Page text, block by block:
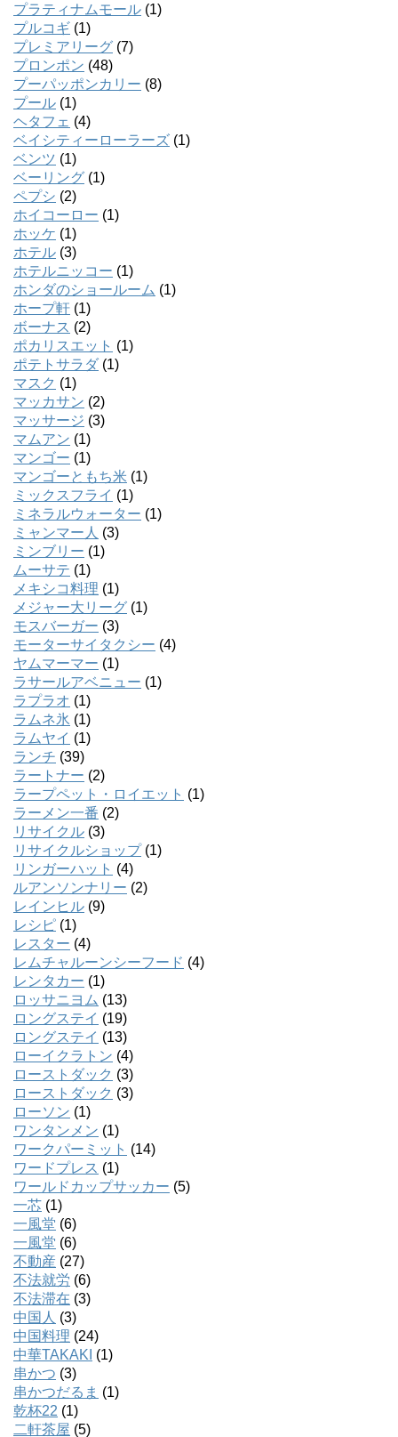
プラティナムモール (1)
プルコギ (1)
プレミアリーグ (7)
プロンポン (48)
プーパッポンカリー (8)
プール (1)
ヘタフェ (4)
ベイシティーローラーズ (1)
ベンツ (1)
ベーリング (1)
ペプシ (2)
ホイコーロー (1)
ホッケ (1)
ホテル (3)
ホテルニッコー (1)
ホンダのショールーム (1)
ホープ軒 (1)
ボーナス (2)
ポカリスエット (1)
ポテトサラダ (1)
マスク (1)
マッカサン (2)
マッサージ (3)
マムアン (1)
マンゴー (1)
マンゴーともち米 (1)
ミックスフライ (1)
ミネラルウォーター (1)
ミャンマー人 (3)
ミンブリー (1)
ムーサテ (1)
メキシコ料理 (1)
メジャー大リーグ (1)
モスバーガー (3)
モーターサイタクシー (4)
ヤムマーマー (1)
ラサールアベニュー (1)
ラプラオ (1)
ラムネ氷 (1)
ラムヤイ (1)
ランチ (39)
ラートナー (2)
ラープペット・ロイエット (1)
ラーメン一番 (2)
リサイクル (3)
リサイクルショップ(1)
リンガーハット (4)
ルアンソンナリー (2)
レインヒル (9)
レシピ (1)
レスター (4)
レムチャルーンシーフード (4)
レンタカー (1)
ロッサニヨム (13)
ロングステイ (19)
ロングステイ (13)
ローイクラトン (4)
ローストダック (3)
ローストダック (3)
ローソン (1)
ワンタンメン (1)
ワークパーミット (14)
ワードプレス (1)
ワールドカップサッカー (5)
一芯 (1)
一風堂 (6)
一風堂 (6)
不動産 (27)
不法就労 (6)
不法滞在 (3)
中国人 (3)
中国料理 (24)
中華TAKAKI (1)
串かつ (3)
串かつだるま (1)
乾杯22 (1)
二軒茶屋 (5)